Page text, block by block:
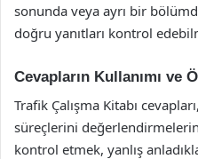
sonunda veya ayrı bir
doğru yanıtları kontrol
Cevapların Kullanımı ve
Trafik Çalışma Kitabı
süreçlerini
kontrol etmek, yanlış